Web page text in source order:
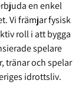
en enkel
Vi främjar fysisk
roll i att bygga
spelare
tränar och spelar
idrottsliv.